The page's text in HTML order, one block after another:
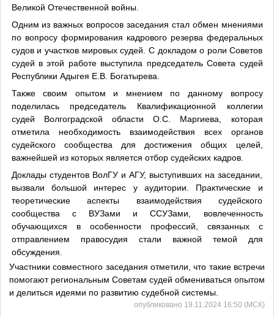
Великой Отечественной войны.
Одним из важных вопросов заседания стал обмен мнениями
по вопросу формирования кадрового резерва федеральных
судов и участков мировых судей. С докладом о роли Советов
судей в этой работе выступила председатель Совета судей
Республики Адыгея Е.В. Богатырева.
Также своим опытом и мнением по данному вопросу
поделилась председатель Квалификационной коллегии
судей Волгоградской области О.С. Маргиева, которая
отметила необходимость взаимодействия всех органов
судейского сообщества для достижения общих целей,
важнейшей из которых является отбор судейских кадров.
Доклады студентов ВолГУ и АГУ, выступивших на заседании,
вызвали большой интерес у аудитории. Практические и
теоретические аспекты взаимодействия судейского
сообщества с ВУЗами и ССУЗами, вовлеченность
обучающихся в особенности профессий, связанных с
отправлением правосудия стали важной темой для
обсуждения.
Участники совместного заседания отметили, что такие встречи
помогают региональным Советам судей обмениваться опытом
и делиться идеями по развитию судебной системы.
опубликовано 19.11.2024 16:50 (МСК)